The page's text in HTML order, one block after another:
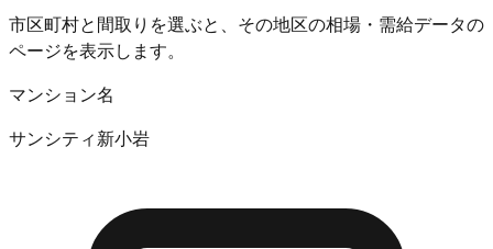
市区町村と間取りを選ぶと、その地区の相場・需給データの
ページを表示します。
マンション名
サンシティ新小岩